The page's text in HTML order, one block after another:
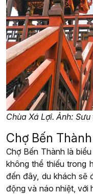
Chùa Xá Lợi. Ảnh: Sưu
Chợ Bến Thành
Chợ Bến Thành là
không thể thiếu trong
đến đây, du khách sẽ
động và náo nhiệt, với